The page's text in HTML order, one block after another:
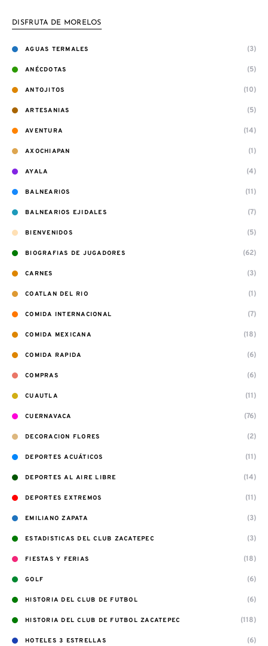
DISFRUTA DE MORELOS
AGUAS TERMALES (3)
ANÉCDOTAS (5)
ANTOJITOS (10)
ARTESANIAS (5)
AVENTURA (14)
AXOCHIAPAN (1)
AYALA (4)
BALNEARIOS (11)
BALNEARIOS EJIDALES (7)
BIENVENIDOS (5)
BIOGRAFIAS DE JUGADORES (62)
CARNES (3)
COATLAN DEL RIO (1)
COMIDA INTERNACIONAL (7)
COMIDA MEXICANA (18)
COMIDA RAPIDA (6)
COMPRAS (6)
CUAUTLA (11)
CUERNAVACA (76)
DECORACION FLORES (2)
DEPORTES ACUÁTICOS (11)
DEPORTES AL AIRE LIBRE (14)
DEPORTES EXTREMOS (11)
EMILIANO ZAPATA (3)
ESTADISTICAS DEL CLUB ZACATEPEC (3)
FIESTAS Y FERIAS (18)
GOLF (6)
HISTORIA DEL CLUB DE FUTBOL (6)
HISTORIA DEL CLUB DE FUTBOL ZACATEPEC (118)
HOTELES 3 ESTRELLAS (6)